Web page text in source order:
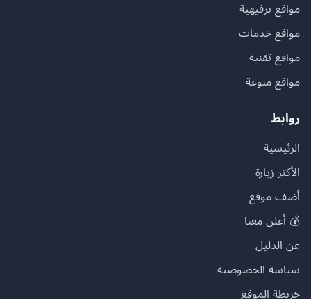
مواقع ترفيهية
مواقع خدمات
مواقع تقنية
مواقع منوعة
روابط
الرئيسية
الأكثر زيارة
أضف موقع
💰 أعلن معنا
عن الدليل
سياسة الخصوصية
خريطة الموقع